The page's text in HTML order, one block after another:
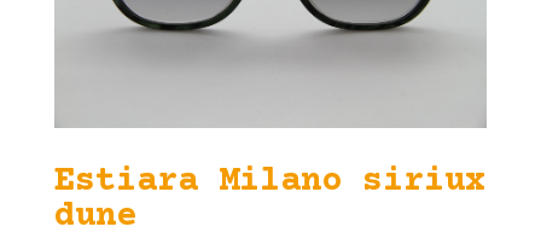
Estiara Milano siriux
dune